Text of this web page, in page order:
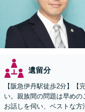
遺留分
【阪急伊丹駅徒歩2分】【
い。親族間の問題は早め
お話しを伺い、ベストな